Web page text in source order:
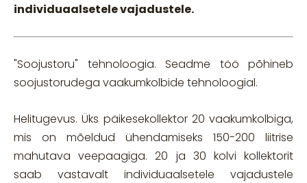
individuaalsetele vajadustele.
"Soojustoru" tehnoloogia. Seadme töö põhineb
soojustorudega vaakumkolbide tehnoloogial.
Helitugevus. Üks päikesekollektor 20 vaakumkolbiga,
mis on mõeldud ühendamiseks 150-200 liitrise
mahutava veepaagiga. 20 ja 30 kolvi kollektorit
saab vastavalt individuaalsetele vajadustele